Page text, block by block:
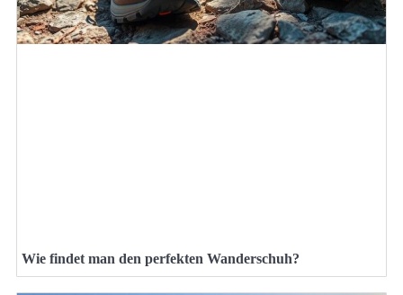
Wie findet man den perfekten Wanderschuh?